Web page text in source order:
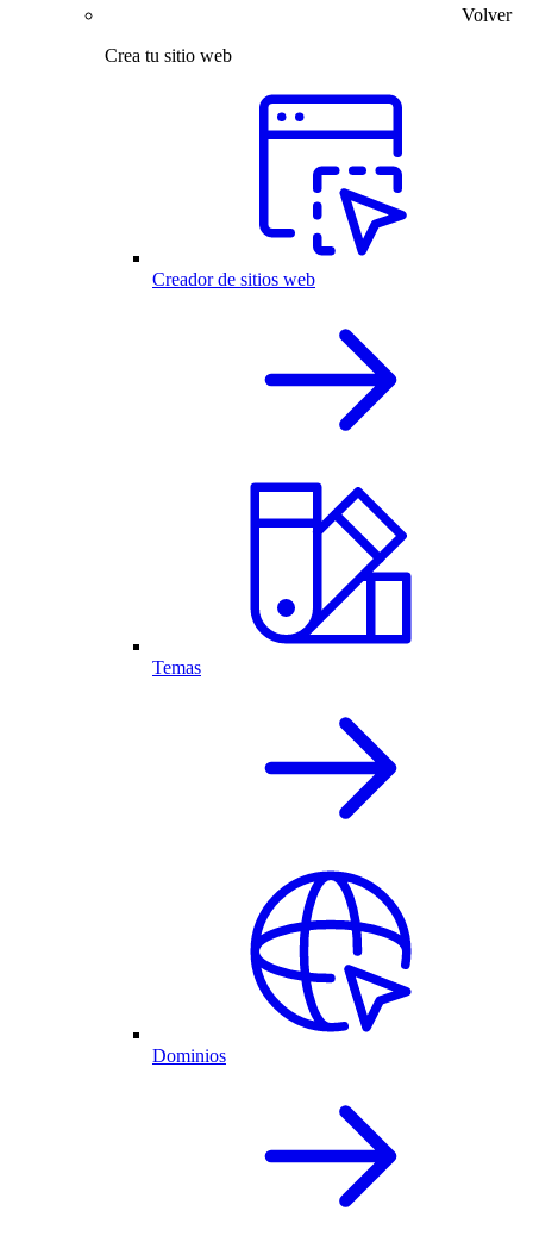
Volver
Crea tu sitio web
Creador de sitios web
Temas
Dominios